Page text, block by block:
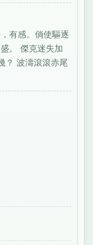
有感。倘使驅逐
。 傑克迷失加
？ 波濤滾滾赤尾